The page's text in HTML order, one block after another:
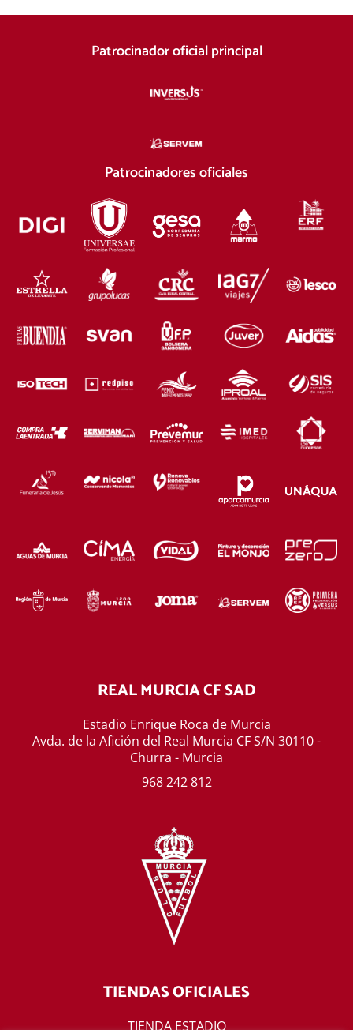
Patrocinador oficial principal
Patrocinadores oficiales
REAL MURCIA CF SAD
Estadio Enrique Roca de Murcia
Avda. de la Afición del Real Murcia CF S/N 30110 -
Churra - Murcia
968 242 812
TIENDAS OFICIALES
TIENDA ESTADIO